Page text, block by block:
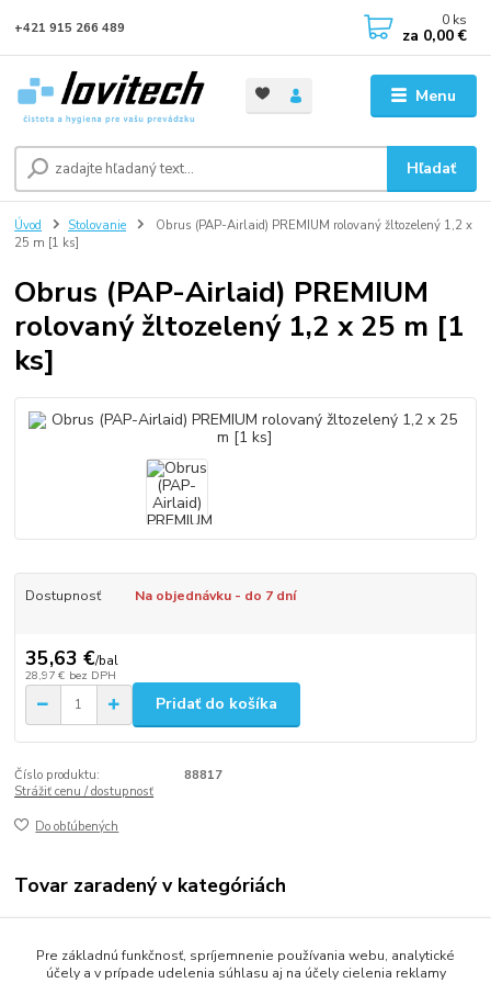
Menu
Hľadať
+421 915 266 489 0 ks
za 0,00 €
Úvod Stolovanie
Obrus (PAP-Airlaid) PREMIUM rolovaný žltozelený 1,2 x
25 m [1 ks]
Obrus (PAP-Airlaid) PREMIUM
rolovaný žltozelený 1,2 x 25 m [1
ks]
Dostupnosť Na objednávku - do 7 dní
35,63 €/bal
28,97 € bez DPH
Pridať do košíka
Číslo produktu:
88817
Strážiť cenu / dostupnosť
Do obľúbených
Tovar zaradený v kategóriách
Stolovanie
Prestieranie
Pre základnú funkčnosť, spríjemnenie používania webu, analytické
účely a v prípade udelenia súhlasu aj na účely cielenia reklamy